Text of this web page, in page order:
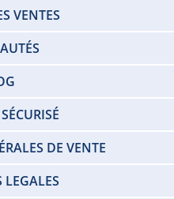
VENTES
DE VENTE